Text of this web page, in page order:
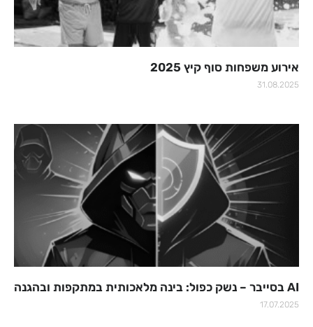
אירוע משפחות סוף קיץ 2025
31.08.2025
AI בסייבר – נשק כפול: בינה מלאכותית במתקפות ובהגנה
17.07.2025